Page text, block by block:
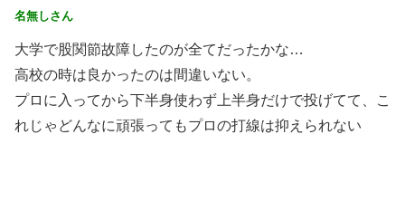
名無しさん
大学で股関節故障したのが全てだったかな…
高校の時は良かったのは間違いない。
プロに入ってから下半身使わず上半身だけで投げてて、こ
れじゃどんなに頑張ってもプロの打線は抑えられない